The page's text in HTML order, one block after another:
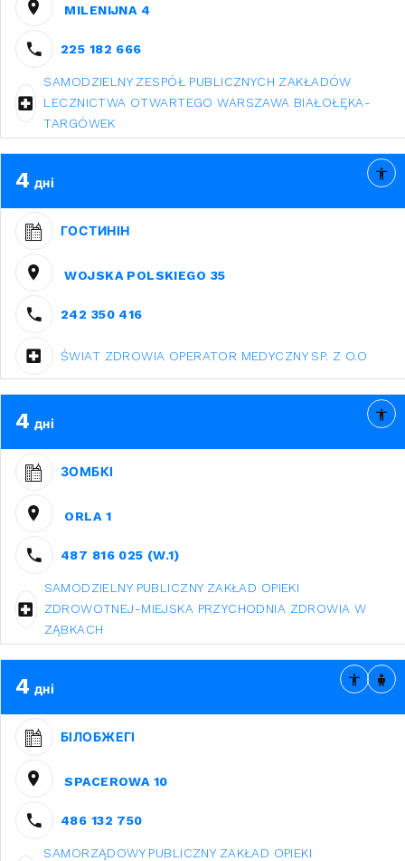
MILENIJNA 4
225 182 666
SAMODZIELNY ZESPÓŁ PUBLICZNYCH ZAKŁADÓW
LECZNICTWA OTWARTEGO WARSZAWA BIAŁOŁĘKA-
TARGÓWEK
4 дні
ГОСТИНІН
WOJSKA POLSKIEGO 35
242 350 416
ŚWIAT ZDROWIA OPERATOR MEDYCZNY SP. Z O.O
4 дні
ЗОМБКІ
ORLA 1
487 816 025 (W.1)
SAMODZIELNY PUBLICZNY ZAKŁAD OPIEKI
ZDROWOTNEJ-MIEJSKA PRZYCHODNIA ZDROWIA W
ZĄBKACH
4 дні
БІЛОБЖЕГІ
SPACEROWA 10
486 132 750
SAMORZĄDOWY PUBLICZNY ZAKŁAD OPIEKI